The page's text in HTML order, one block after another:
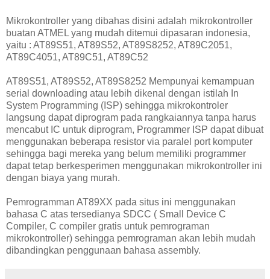
Mikrokontroller yang dibahas disini adalah mikrokontroller
buatan ATMEL yang mudah ditemui dipasaran indonesia,
yaitu : AT89S51, AT89S52, AT89S8252, AT89C2051,
AT89C4051, AT89C51, AT89C52
AT89S51, AT89S52, AT89S8252 Mempunyai kemampuan
serial downloading atau lebih dikenal dengan istilah In
System Programming (ISP) sehingga mikrokontroler
langsung dapat diprogram pada rangkaiannya tanpa harus
mencabut IC untuk diprogram, Programmer ISP dapat dibuat
menggunakan beberapa resistor via paralel port komputer
sehingga bagi mereka yang belum memiliki programmer
dapat tetap berkesperimen menggunakan mikrokontroller ini
dengan biaya yang murah.
Pemrogramman AT89XX pada situs ini menggunakan
bahasa C atas tersedianya SDCC ( Small Device C
Compiler, C compiler gratis untuk pemrograman
mikrokontroller) sehingga pemrograman akan lebih mudah
dibandingkan penggunaan bahasa assembly.